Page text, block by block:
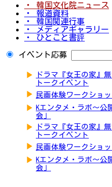
・ 韓国文化院ニュース
・ 報道資料
・ 韓国関連行事
・ メディアギャラリー
・ ひとこと書評
イベント応募
▶
ドラマ『女王の家』
トークイベント
▶ 民画体験ワークショ
▶ Kエンタメ・ラボ～公
会」
▶
ドラマ『女王の家』
トークイベント
▶ 民画体験ワークショ
▶ Kエンタメ・ラボ～公
会」